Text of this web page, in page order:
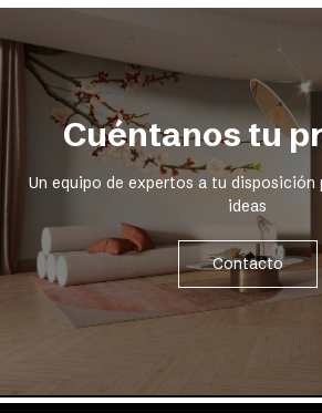
Cuéntanos tu
Un equipo de expertos a tu disposición
ideas
Contacto